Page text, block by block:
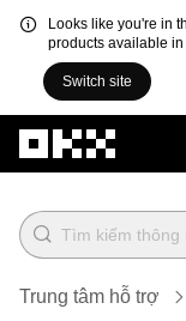
Looks like you're in
products available
Switch site
Trung tâm hỗ trợ